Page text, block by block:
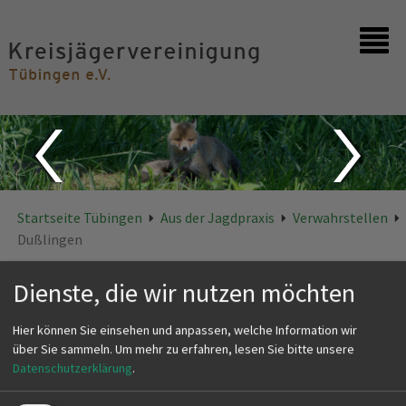
Kontakt
Startseite Tübingen Aus der Jagdpraxis
Verwahrstellen
Dußlingen
Dußlingen
VERWAHRSTELLE DUSSLINGEN
Dienste, die wir nutzen möchten
Hier können Sie einsehen und anpassen, welche Information wir
über Sie sammeln. Um mehr zu erfahren, lesen Sie bitte unsere
Datenschutzerklärung.